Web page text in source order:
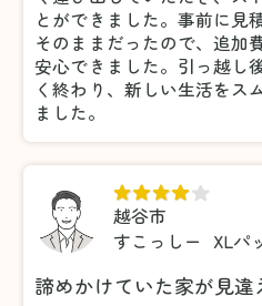
とができました。事前に見
そのままだったので、追加
安心できました。引っ越し
く終わり、新しい生活をス
ました。
越谷市
すこっしー
XLパ
諦めかけていた家が見違